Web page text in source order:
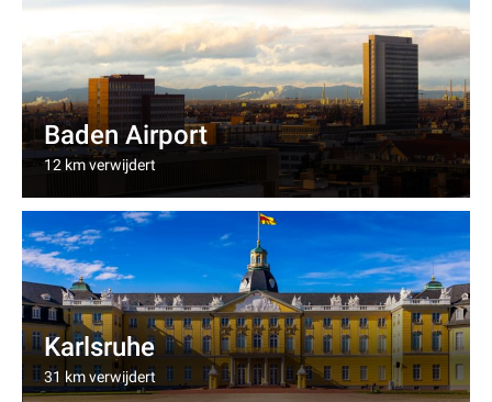
Baden Airport
12 km verwijdert
Karlsruhe
31 km verwijdert